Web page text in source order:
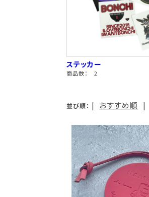
ステッカー
商品数： 2
並び順： | おすすめ順 |